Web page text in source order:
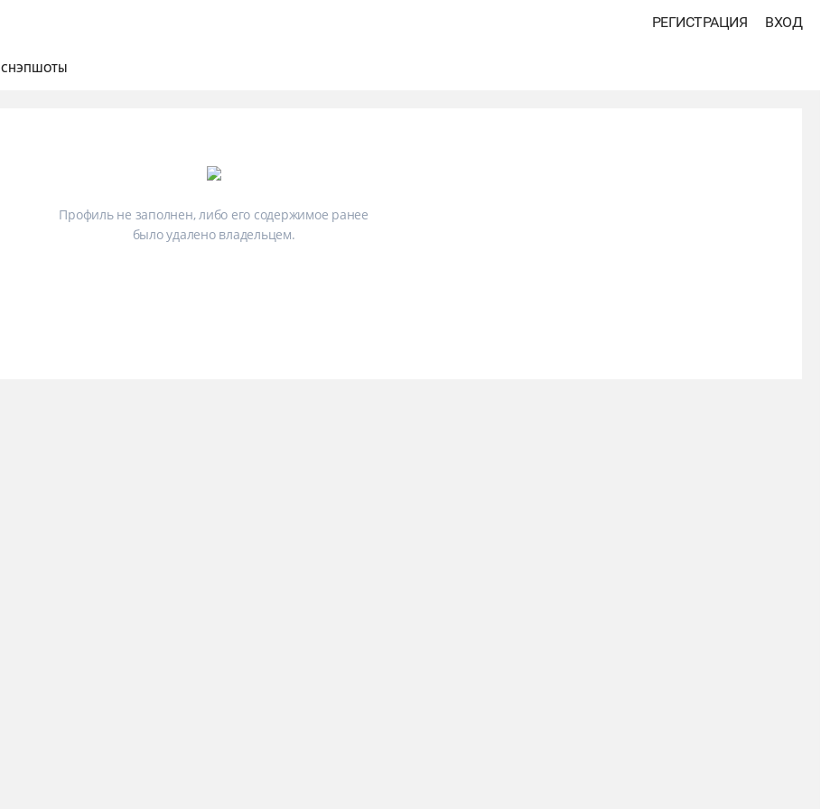
ВХОД
РЕГИСТРАЦИЯ
СНЭПШОТЫ
Профиль не заполнен, либо его содержимое ранее
было удалено владельцем.